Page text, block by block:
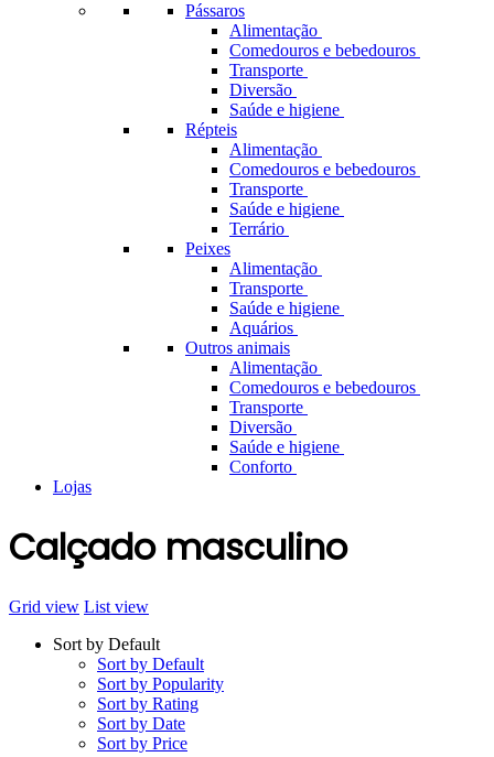
Pássaros
Alimentação
Comedouros e bebedouros
Transporte
Diversão
Saúde e higiene
Répteis
Alimentação
Comedouros e bebedouros
Transporte
Saúde e higiene
Terrário
Peixes
Alimentação
Transporte
Saúde e higiene
Aquários
Outros animais
Alimentação
Comedouros e bebedouros
Transporte
Diversão
Saúde e higiene
Conforto
Lojas
Calçado masculino
Grid view List view
Sort by Default
Sort by Default
Sort by Popularity
Sort by Rating
Sort by Date
Sort by Price